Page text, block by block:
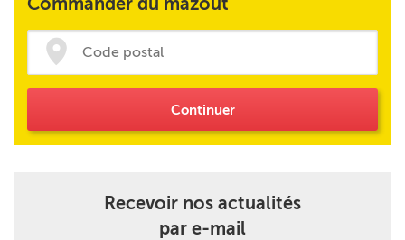
Continuer
Recevoir nos actualités
par e-mail